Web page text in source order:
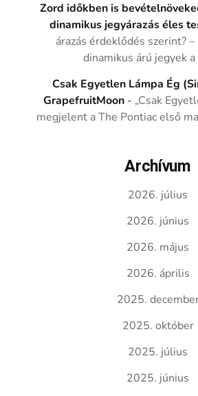
Zord időkben is
dinamikus jegyárazás éles
árazás érdeklődés szerint?
dinamikus árú jegyek
Csak Egyetlen Lámpa Ég
GrapefruitMoon - „Csak
megjelent a The Pontiac első
Archívum
2026. július
2026. június
2026. május
2026. április
2025.
2025. október
2025. július
2025. június